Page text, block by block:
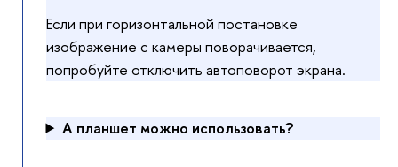
Если при горизонтальной постановке
изображение с камеры поворачивается,
попробуйте отключить автоповорот экрана.
А планшет можно использовать?